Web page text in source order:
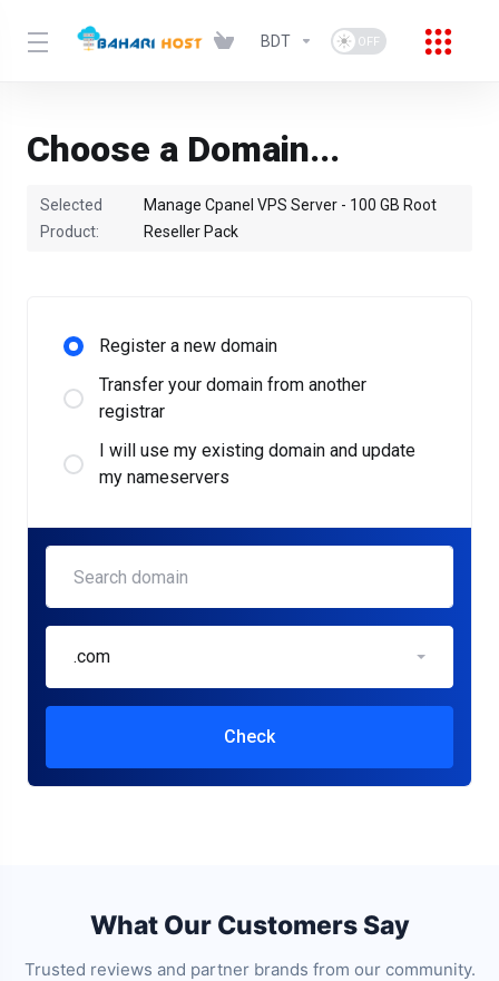
BDT
Choose a Domain...
Selected
Product:
Manage Cpanel VPS Server - 100 GB Root
Reseller Pack
Register a new domain
Transfer your domain from another
registrar
I will use my existing domain and update
my nameservers
.com
Check
What Our Customers Say
Trusted reviews and partner brands from our community.